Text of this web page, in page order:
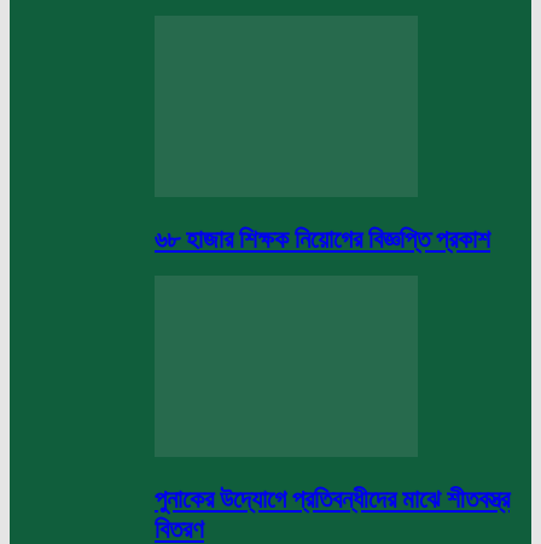
৬৮ হাজার শিক্ষক নিয়োগের বিজ্ঞপ্তি প্রকাশ
পুনাকের উদ্যোগে প্রতিবন্ধীদের মাঝে শীতবস্ত্র
বিতরণ